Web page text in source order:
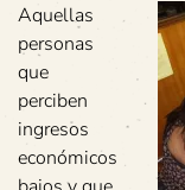
Aquellas
personas
que
perciben
ingresos
económicos